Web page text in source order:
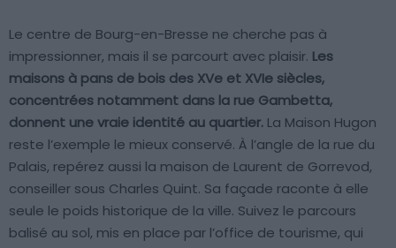
Le centre de Bourg-en-Bresse ne cherche pas à
impressionner, mais il se parcourt avec plaisir. Les
maisons à pans de bois des XVe et XVIe siècles,
concentrées notamment dans la rue Gambetta,
donnent une vraie identité au quartier. La Maison Hugon
reste l’exemple le mieux conservé. À l’angle de la rue du
Palais, repérez aussi la maison de Laurent de Gorrevod,
conseiller sous Charles Quint. Sa façade raconte à elle
seule le poids historique de la ville. Suivez le parcours
balisé au sol, mis en place par l’office de tourisme, qui